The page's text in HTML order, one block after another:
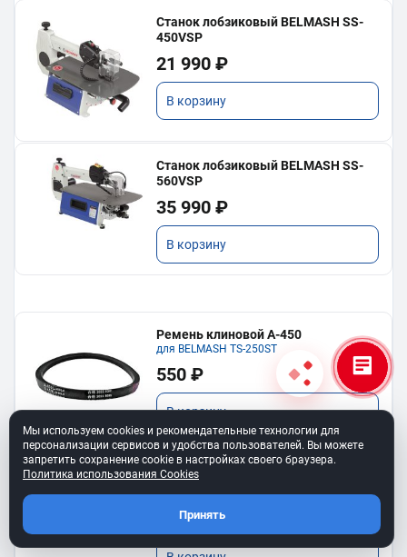
Станок лобзиковый BELMASH SS-
450VSP
21 990 ₽
В корзину
Станок лобзиковый BELMASH SS-
560VSP
35 990 ₽
В корзину
Ремень клиновой A-450
для BELMASH TS-250SТ
550 ₽
В корзину
Ремень 6PJ610 для BELMASH BJM-
750/150T
750 ₽
Мы используем cookies и рекомендательные технологии для
персонализации сервисов и удобства пользователей. Вы можете
запретить сохранение cookie в настройках своего браузера.
Политика использования Cookies
Принять